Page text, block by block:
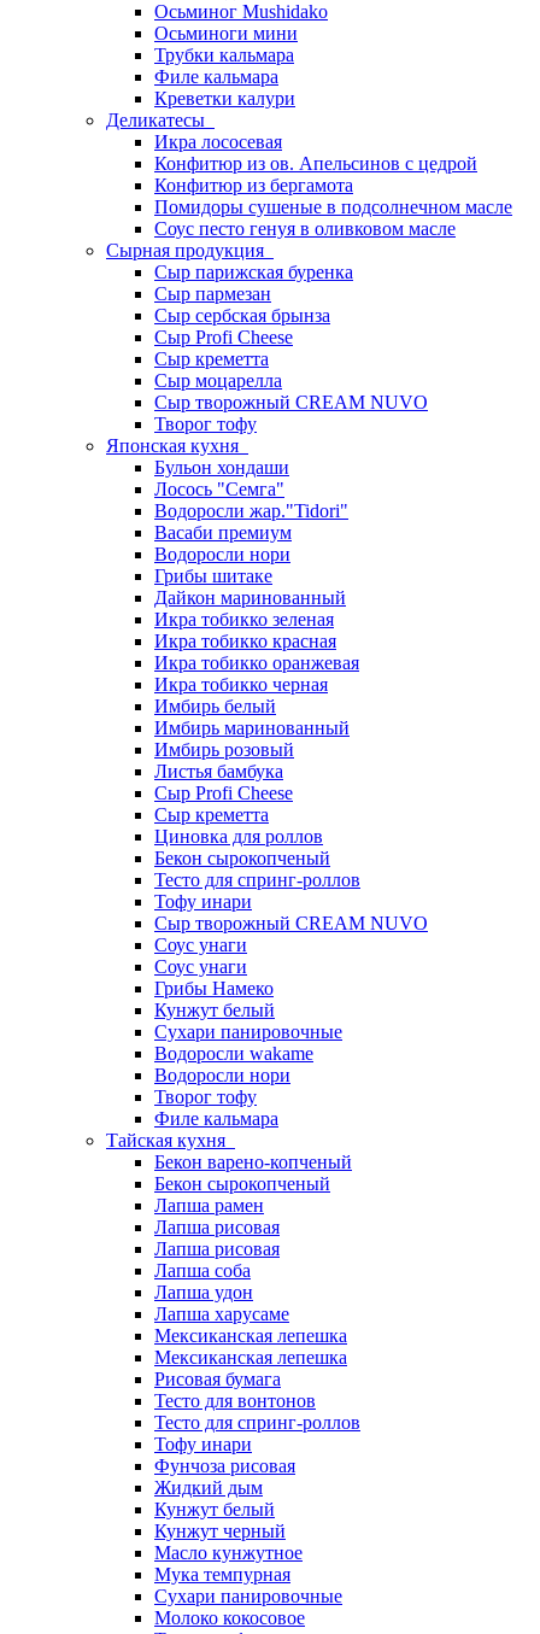
Осьминог Mushidako
Осьминоги мини
Трубки кальмара
Филе кальмара
Креветки калури
Деликатесы
Икра лососевая
Конфитюр из ов. Апельсинов с цедрой
Конфитюр из бергамота
Помидоры сушеные в подсолнечном масле
Соус песто генуя в оливковом масле
Сырная продукция
Сыр парижская буренка
Сыр пармезан
Сыр сербская брынза
Сыр Profi Cheese
Сыр креметта
Сыр моцарелла
Сыр творожный CREАM NUVO
Творог тофу
Японская кухня
Бульон хондаши
Лосось "Семга"
Водоросли жар."Tidori"
Васаби премиум
Водоросли нори
Грибы шитаке
Дайкон маринованный
Икра тобикко зеленая
Икра тобикко красная
Икра тобикко оранжевая
Икра тобикко черная
Имбирь белый
Имбирь маринованный
Имбирь розовый
Листья бамбука
Сыр Profi Cheese
Сыр креметта
Циновка для роллов
Бекон сырокопченый
Тесто для спринг-роллов
Тофу инари
Сыр творожный CREАM NUVO
Соус унаги
Соус унаги
Грибы Намеко
Кунжут белый
Сухари панировочные
Водоросли wakame
Водоросли нори
Творог тофу
Филе кальмара
Тайская кухня
Бекон варено-копченый
Бекон сырокопченый
Лапша рамен
Лапша рисовая
Лапша рисовая
Лапша соба
Лапша удон
Лапша харусаме
Мексиканская лепешка
Мексиканская лепешка
Рисовая бумага
Тесто для вонтонов
Тесто для спринг-роллов
Тофу инари
Фунчоза рисовая
Жидкий дым
Кунжут белый
Кунжут черный
Масло кунжутное
Мука темпурная
Сухари панировочные
Молоко кокосовое